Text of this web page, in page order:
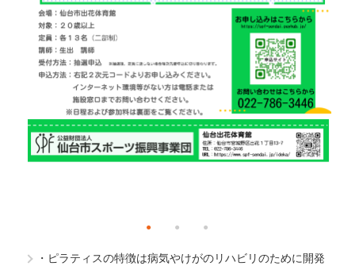
・ピラティスの特徴は病気やけがのリハビリのために開発